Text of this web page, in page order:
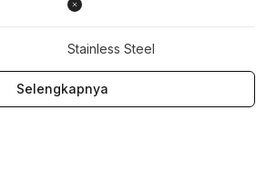
Stainless Steel
Selengkapnya